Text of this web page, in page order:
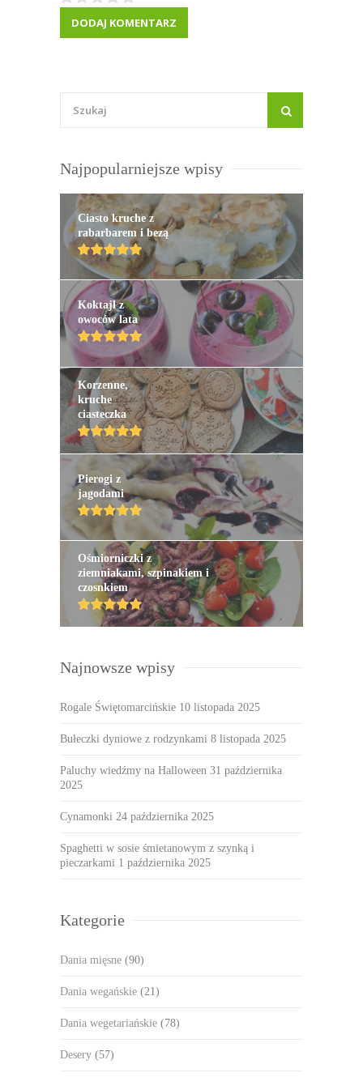
Najpopularniejsze wpisy
Ciasto kruche z
rabarbarem i bezą
Koktajl z
owoców lata
Korzenne,
kruche
ciasteczka
Pierogi z
jagodami
Ośmiorniczki z
ziemniakami, szpinakiem i
czosnkiem
Najnowsze wpisy
Rogale Świętomarcińskie 10 listopada 2025
Bułeczki dyniowe z rodzynkami 8 listopada 2025
Paluchy wiedźmy na Halloween 31 października
2025
Cynamonki 24 października 2025
Spaghetti w sosie śmietanowym z szynką i
pieczarkami 1 października 2025
Kategorie
Dania mięsne (90)
Dania wegańskie (21)
Dania wegetariańskie (78)
Desery (57)